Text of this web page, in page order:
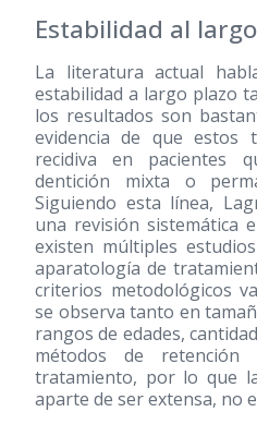
Estabilidad al
La literatura actual
estabilidad a largo plazo
los resultados son
evidencia de que estos
recidiva en pacientes
dentición mixta o
Siguiendo esta línea,
una revisión sistemática
existen múltiples
aparatología de
criterios metodológicos
se observa tanto en
rangos de edades,
métodos de
tratamiento, por lo que
aparte de ser extensa, no